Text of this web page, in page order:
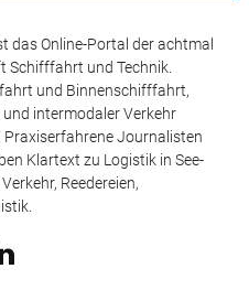
Online-Portal der achtmal
Schifffahrt und Technik.
und Binnenschifffahrt,
intermodaler Verkehr
Praxiserfahrene Journalisten
Klartext zu Logistik in See-
Reedereien,